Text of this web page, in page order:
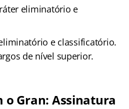
eliminatório e
e classificatório.
de nível superior.
o Gran: Assinatura